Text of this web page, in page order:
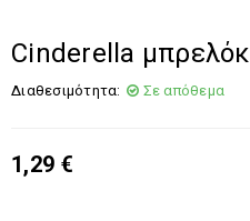
Cinderella μπρελόκ
Διαθεσιμότητα: Σε απόθεμα
1,29 €